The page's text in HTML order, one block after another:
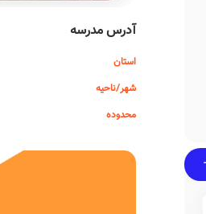
آدرس مدرسه
استان
شهر/ناحیه
محدوده